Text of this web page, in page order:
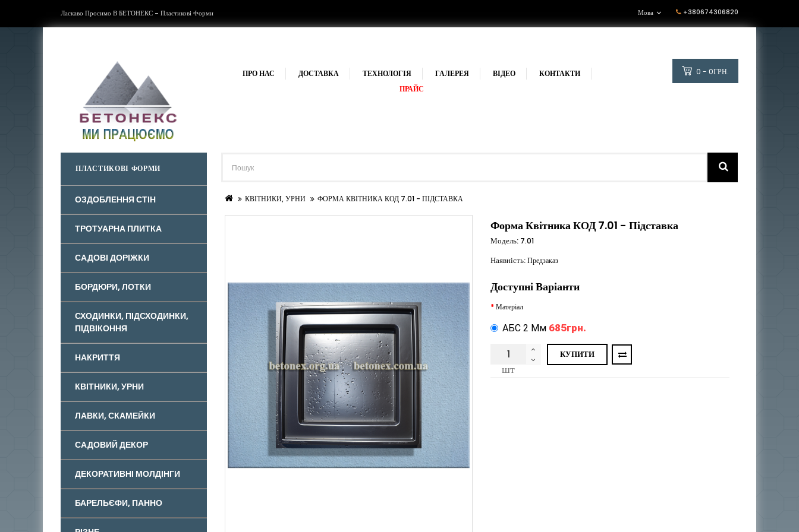
Ласкаво Просимо В БЕТОНЕКС - Пластикові Форми +380674306820
Мова
ПРО НАС ДОСТАВКА ТЕХНОЛОГІЯ ГАЛЕРЕЯ ВІДЕО
КОНТАКТИ
ПРАЙС
0 - 0ГРН.
ПЛАСТИКОВІ ФОРМИ
ОЗДОБЛЕННЯ СТІН
ТРОТУАРНА ПЛИТКА
САДОВІ ДОРІЖКИ
БОРДЮРИ, ЛОТКИ
СХОДИНКИ, ПІДСХОДИНКИ,
ПІДВІКОННЯ
НАКРИТТЯ
КВІТНИКИ, УРНИ
ЛАВКИ, СКАМЕЙКИ
САДОВИЙ ДЕКОР
ДЕКОРАТИВНІ МОЛДІНГИ
БАРЕЛЬЄФИ, ПАННО
КВІТНИКИ, УРНИ ФОРМА КВІТНИКА КОД 7.01 - ПІДСТАВКА
Форма Квітника КОД 7.01 - Підставка
Модель: 7.01
Наявність:Предзаказ
Доступні Варіанти
Матеріал
АБС 2 Мм 685грн.
шт
КУПИТИ